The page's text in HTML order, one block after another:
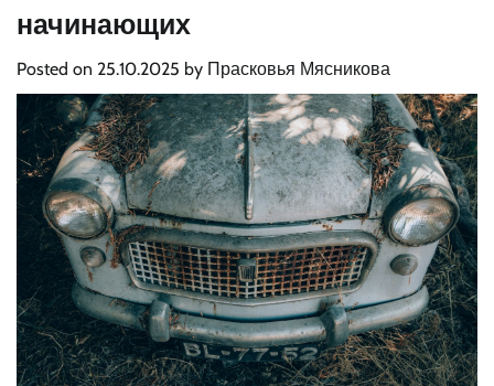
начинающих
Posted on 25.10.2025 by Прасковья Мясникова